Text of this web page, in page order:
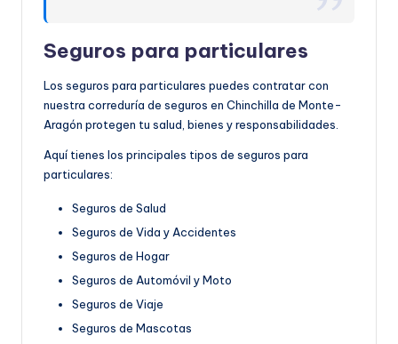
Seguros para particulares
Los seguros para particulares puedes contratar con
nuestra correduría de seguros en Chinchilla de Monte-
Aragón protegen tu salud, bienes y responsabilidades.
Aquí tienes los principales tipos de seguros para
particulares:
Seguros de Salud
Seguros de Vida y Accidentes
Seguros de Hogar
Seguros de Automóvil y Moto
Seguros de Viaje
Seguros de Mascotas